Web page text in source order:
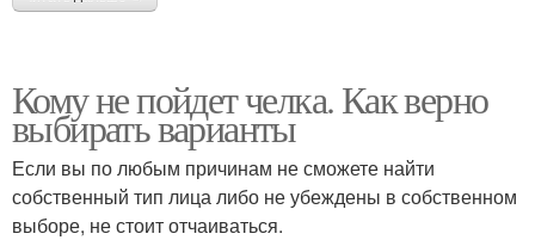
Кому не пойдет челка. Как верно
выбирать варианты
Если вы по любым причинам не сможете найти
собственный тип лица либо не убеждены в собственном
выборе, не стоит отчаиваться.